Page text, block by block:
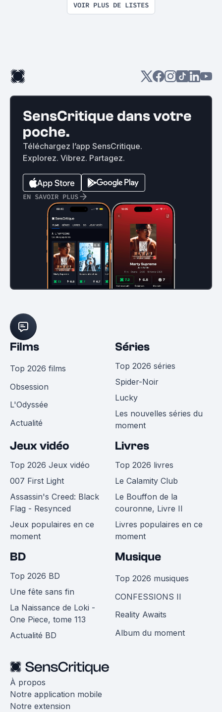
VOIR PLUS DE LISTES
SensCritique dans votre
poche.
Téléchargez l’app SensCritique.
Explorez. Vibrez. Partagez.
EN SAVOIR PLUS
Films
Top 2026 films
Obsession
L'Odyssée
Actualité
Séries
Top 2026 séries
Spider-Noir
Lucky
Les nouvelles séries du
moment
Jeux vidéo
Top 2026 Jeux vidéo
007 First Light
Assassin's Creed: Black
Flag - Resynced
Jeux populaires en ce
moment
Livres
Top 2026 livres
Le Calamity Club
Le Bouffon de la
couronne, Livre II
Livres populaires en ce
moment
BD
Top 2026 BD
Une fête sans fin
La Naissance de Loki -
One Piece, tome 113
Actualité BD
Musique
Top 2026 musiques
CONFESSIONS II
Reality Awaits
Album du moment
À propos
Notre application mobile
Notre extension